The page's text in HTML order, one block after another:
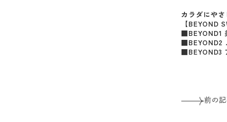
カラダにや
【BEYOND
■BEYOND1
■BEYOND2
■BEYOND3
前の